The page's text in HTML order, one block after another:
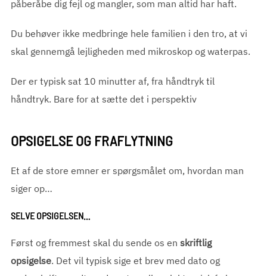
påberåbe dig fejl og mangler, som man altid har haft.
Du behøver ikke medbringe hele familien i den tro, at vi
skal gennemgå lejligheden med mikroskop og waterpas.
Der er typisk sat 10 minutter af, fra håndtryk til
håndtryk. Bare for at sætte det i perspektiv
OPSIGELSE OG FRAFLYTNING
Et af de store emner er spørgsmålet om, hvordan man
siger op…
SELVE OPSIGELSEN…
Først og fremmest skal du sende os en skriftlig
opsigelse. Det vil typisk sige et brev med dato og